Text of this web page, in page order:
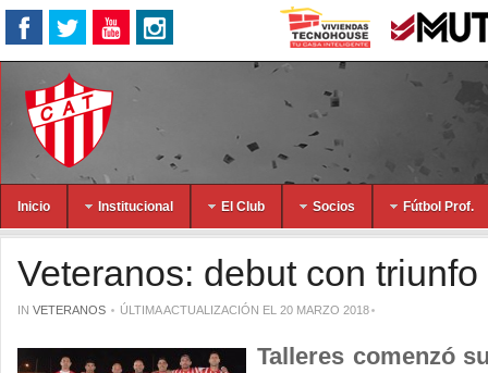
Inicio Institucional El Club Socios Fútbol Prof.
Veteranos: debut con
IN VETERANOS ÚLTIMA ACTUALIZACIÓN EL 20 MARZO 2018
Talleres comenzó